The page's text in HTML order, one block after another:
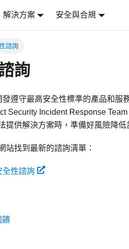
解決方案 安全與合規
諮詢
詢
發遵守最高安全性標準的產品和服
Security Incident Response
提供解決方案時，準備好風險降低
站找到最新的諮詢清單：
全性諮詢
饋